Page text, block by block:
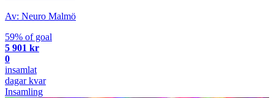
Av: Neuro Malmö
59% of goal
5 901 kr
0
insamlat
dagar kvar
Insamling